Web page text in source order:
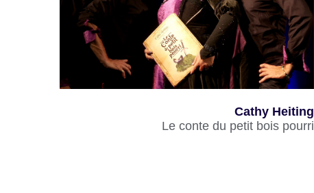
Cathy Heiting
Le conte du petit bois pourri